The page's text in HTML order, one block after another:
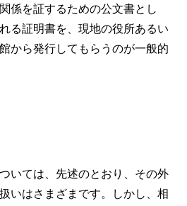
係を証するための公文書とし
る証明書を、現地の役所あるい
から発行してもらうのが一般的
いては、先述のとおり、その外
いはさまざまです。しかし、相